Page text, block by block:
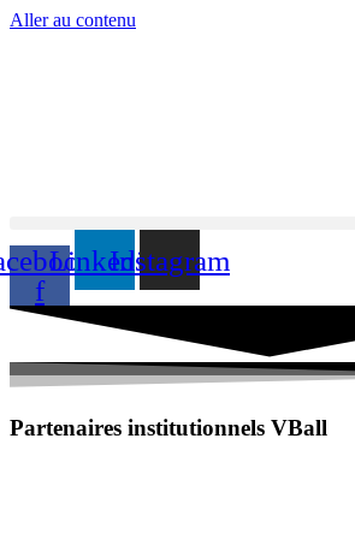
Aller au contenu
f
LinkedinInstagram
Partenaires institutionnels VBall